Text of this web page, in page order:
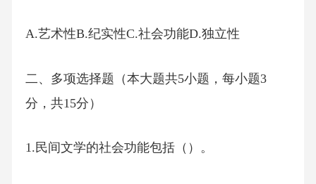
A.艺术性B.纪实性C.社会功能D.独立性
二、多项选择题（本大题共5小题，每小题3
分，共15分）
1.民间文学的社会功能包括（）。